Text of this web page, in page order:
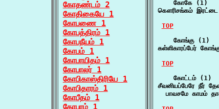
கோதண்டம் 2
கோதிகையே 1
கோபணை 1
கோபத்திரம் 1
கோபநீயம் 1
கோபம் 1
கோபாயிதம் 1
கோபாலர் 1
கோபிகாஸ்திரியே 1
கோபிதாரம் 1
கோபீதம் 1
கோபுரம் 1
    கோகே (1)
கௌரிசங்கம்
TOP
    கோங்கு (1)
கள்ளிகாரப்பேர்
TOP
    கோட்டம் (1)
சீவனியப்பேரே நீர்
பாவசமே காமம்